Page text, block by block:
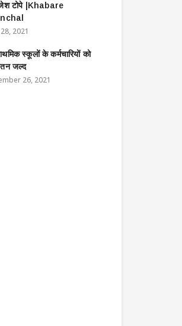
टोपे |Khabare
2021
स्कूलों के कर्मचारियों को
जल्द
26, 2021